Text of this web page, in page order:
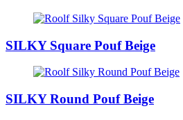
SILKY Square Pouf Beige
SILKY Round Pouf Beige